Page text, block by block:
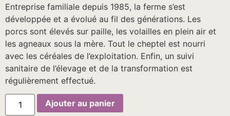
Entreprise familiale depuis 1985, la ferme s’est
développée et a évolué au fil des générations. Les
porcs sont élevés sur paille, les volailles en plein air et
les agneaux sous la mère. Tout le cheptel est nourri
avec les céréales de l’exploitation. Enfin, un suivi
sanitaire de l’élevage et de la transformation est
régulièrement effectué.
quantité
Rôti
Ajouter au panier